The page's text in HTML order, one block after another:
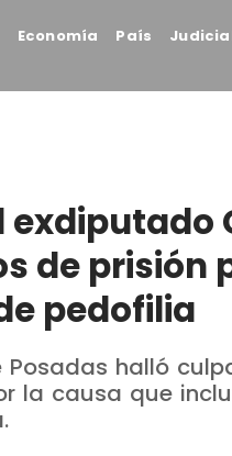
Economía País
exdiputado
de prisión
pedofilia
Posadas halló
la causa que